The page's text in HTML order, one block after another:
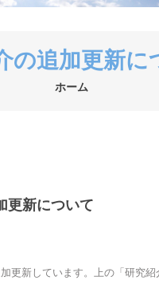
の追加更新に
ホーム
更新について
更新しています。上の「研究